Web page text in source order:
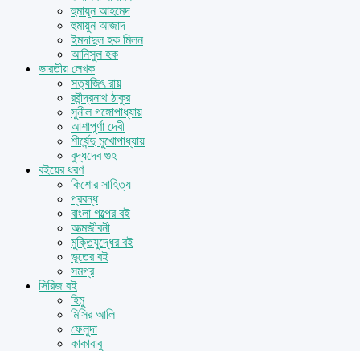
হুমায়ূন আহমেদ
হুমায়ুন আজাদ
ইমদাদুল হক মিলন
আনিসুল হক
ভারতীয় লেখক
সত্যজিৎ রায়
রবীন্দ্রনাথ ঠাকুর
সুনীল গঙ্গোপাধ্যায়
আশাপূর্ণা দেবী
শীর্ষেন্দু মুখোপাধ্যায়
বুদ্ধদেব গুহ
বইয়ের ধরণ
কিশোর সাহিত্য
প্রবন্ধ
বাংলা গল্পের বই
আত্মজীবনী
মুক্তিযুদ্ধের বই
ভূতের বই
সমগ্র
সিরিজ বই
হিমু
মিসির আলি
ফেলুদা
কাকাবাবু